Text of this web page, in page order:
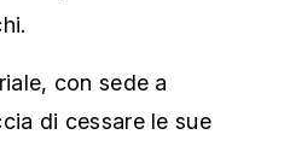
con sede a
di cessare le sue